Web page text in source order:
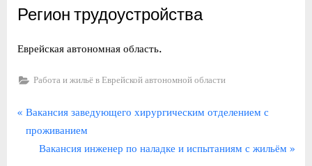
Регион трудоустройства
Еврейская автономная область.
Работа и жильё в Еврейской автономной области
Навигация
по
П
р
Вакансия заведующего хирургическим отделением с
проживанием
С
Вакансия инженер по наладке и испытаниям с жильём